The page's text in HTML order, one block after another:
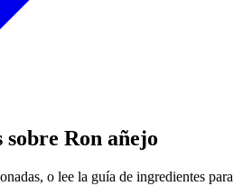
Ron añejo
o lee la guía de ingredientes para